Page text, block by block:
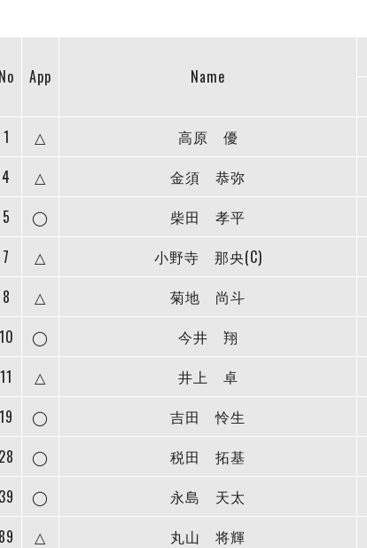
No App Name
1 △
高原 優
4 △ 金須 恭弥
5 ◯ 柴田 孝平
7 △
小野寺 那央(C)
8 △ 菊地 尚斗
10 ◯ 今井 翔
11 △ 井上 卓
19 ◯
吉田 怜生
28 ◯
税田 拓基
39 ◯ 永島 天太
89 △ 丸山 将輝